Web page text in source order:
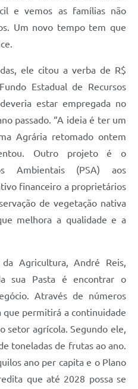
e vemos as famílias não
Um novo tempo tem que
ele citou a verba de R$
Estadual de Recursos
estar empregada no
passado. “A ideia é ter um
Agrária retomado ontem
Outro projeto é o
Ambientais (PSA) aos
financeiro a proprietários
de vegetação nativa
melhora a qualidade e a
Agricultura, André Reis,
sua Pasta é encontrar o
Através de números
que permitirá a continuidade
setor agrícola. Segundo ele,
toneladas de frutas ao ano.
ano per capita e o Plano
que até 2028 possa se